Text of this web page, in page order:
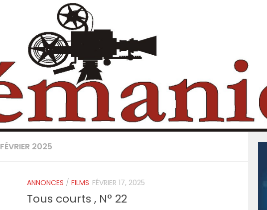
FÉVRIER 2025
ANNONCES / FILMS FÉVRIER 17, 2025
Tous courts , N° 22